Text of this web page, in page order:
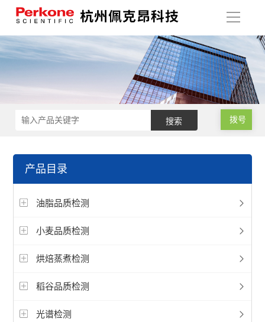
导
拨号
产品目录
油脂品质检测
小麦品质检测
烘焙蒸煮检测
稻谷品质检测
光谱检测